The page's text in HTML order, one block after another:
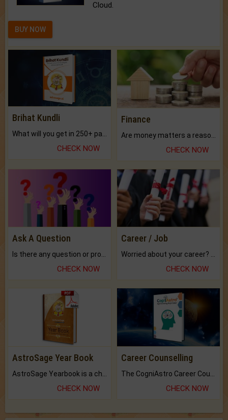
Cloud.
BUY NOW
Brihat Kundli
CHECK NOW
Finance
CHECK NOW
Ask A Question
CHECK NOW
Career / Job
CHECK NOW
AstroSage Year Book
CHECK NOW
Career Counselling
CHECK NOW